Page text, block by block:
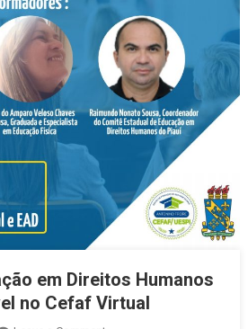
em Direitos Humanos
no Cefaf Virtual